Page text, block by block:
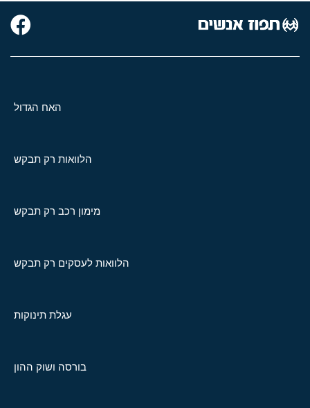
האח הגדול
הלוואות רק תבקש
מימון רכב רק תבקש
הלוואות לעסקים רק תבקש
עגלת תינוקות
בורסה ושוק ההון